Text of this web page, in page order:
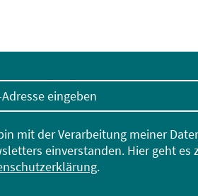
eingeben
mit der Verarbeitung meiner
einverstanden. Hier geht es
.